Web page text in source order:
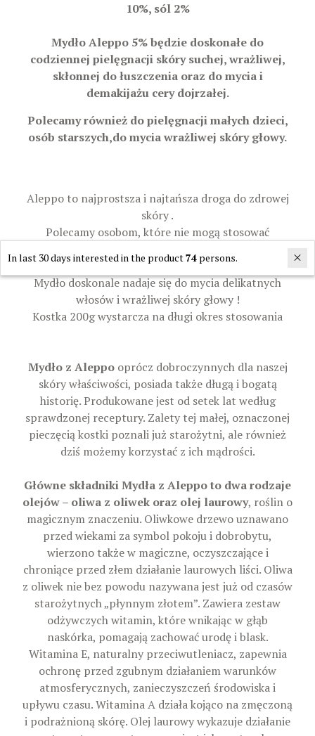
10%, sól 2%
Mydło Aleppo 5% będzie doskonałe do
codziennej pielęgnacjiskóry suchej, wrażliwej,
skłonnej do łuszczenia oraz do mycia i
demakijażu cery dojrzałej.
Polecamy również do pielęgnacji małych dzieci,
osób starszych,do mycia wrażliwej skóry głowy.
Aleppo to najprostsza i najtańsza droga do zdrowej
skóry .
Polecamy osobom, które nie mogą stosować
Mydło doskonale nadaje się do mycia delikatnych
włosów i wrażliwej skóry głowy !
Kostka 200g wystarcza na długi okres stosowania
Mydło z Aleppooprócz dobroczynnych dla naszej
skóry właściwości, posiada także długą i bogatą
historię. Produkowane jest od setek lat według
sprawdzonej receptury. Zalety tej małej, oznaczonej
pieczęcią kostki poznali już starożytni, ale również
dziś możemy korzystać z ich mądrości.
Główne składniki Mydła z Aleppo to dwa rodzaje
olejów – oliwa z oliwek oraz olej laurowy, roślin o
magicznym znaczeniu. Oliwkowe drzewo uznawano
przed wiekami za symbol pokoju i dobrobytu,
wierzono także w magiczne, oczyszczające i
chroniące przed złem działanie laurowych liści. Oliwa
z oliwek nie bez powodu nazywana jest już od czasów
starożytnych „płynnym złotem”. Zawiera zestaw
odżywczych witamin, które wnikając w głąb
naskórka, pomagają zachować urodę i blask.
Witamina E, naturalny przeciwutleniacz, zapewnia
ochronę przed zgubnym działaniem warunków
atmosferycznych, zanieczyszczeń środowiska i
upływu czasu. Witamina A działa kojąco na zmęczoną
i podrażnioną skórę. Olej laurowy wykazuje działanie
In last 30 days interested in the product74 persons.